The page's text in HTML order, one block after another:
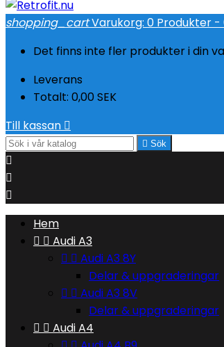
shopping_cartVarukorg: 0 Produkter -
Det finns inte fler produkter i din
Leverans
Totalt: 0,00 SEK
Till kassan 
 Sök



Hem
  Audi A3
  Audi A3 8Y
Delar & uppgraderingar
  Audi A3 8V
Delar & uppgraderingar
  Audi A4